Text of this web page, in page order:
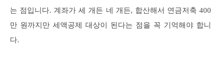
는 점입니다. 계좌가 세 개든 네 개든, 합산해서 연금저축 400
만 원까지만 세액공제 대상이 된다는 점을 꼭 기억해야 합니
다.